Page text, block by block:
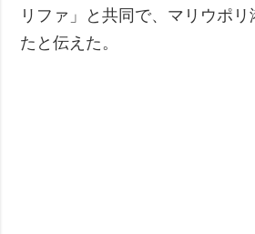
リファ」と共同で、マリウポ
たと伝えた。